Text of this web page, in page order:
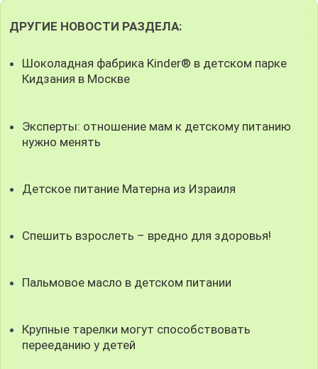
ДРУГИЕ НОВОСТИ РАЗДЕЛА:
Шоколадная фабрика Kinder® в детском парке
Кидзания в Москве
Эксперты: отношение мам к детскому питанию
нужно менять
Детское питание Матерна из Израиля
Спешить взрослеть – вредно для здоровья!
Пальмовое масло в детском питании
Крупные тарелки могут способствовать
перееданию у детей